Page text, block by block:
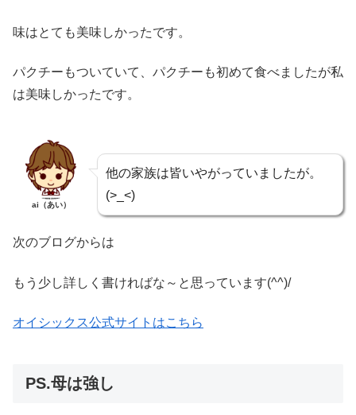
味はとても美味しかったです。
パクチーもついていて、パクチーも初めて食べましたが私
は美味しかったです。
ai（あい）
他の家族は皆いやがっていましたが。
(>_<)
次のブログからは
もう少し詳しく書ければな～と思っています(^^)/
オイシックス公式サイトはこちら
PS.母は強し